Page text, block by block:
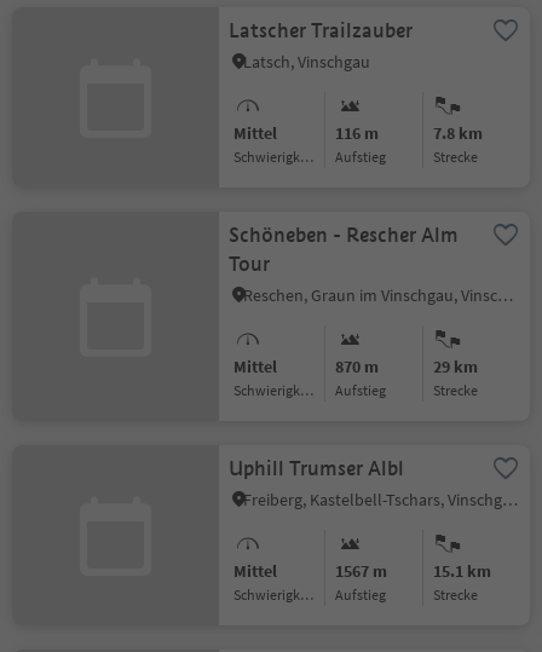
Latscher Trailzauber
Latsch, Vinschgau
Mittel
Schwierigkeitsgrad
116 m
Aufstieg
7.8 km
Strecke
Schöneben - Rescher Alm
Tour
Reschen, Graun im Vinschgau, Vinschgau
Mittel
Schwierigkeitsgrad
870 m
Aufstieg
29 km
Strecke
Uphill Trumser Albl
Freiberg, Kastelbell-Tschars, Vinschgau
Mittel
Schwierigkeitsgrad
1567 m
Aufstieg
15.1 km
Strecke